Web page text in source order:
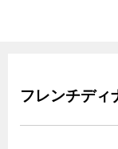
フレンチディ